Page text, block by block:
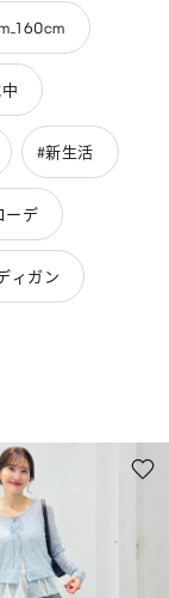
#新生活
ーデ
ィガン